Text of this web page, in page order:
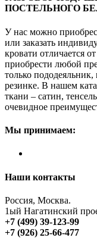
ПОСТЕЛЬНОГО
У нас можно
или заказать
кровати отличается
приобрести любой
только
резинке. В нашем
ткани – сатин,
очевидное
Мы принимаем:
Наши контакты
Россия, Москва.
1ый Нагатинский
+7 (499) 39-123-99
+7 (926) 25-66-477